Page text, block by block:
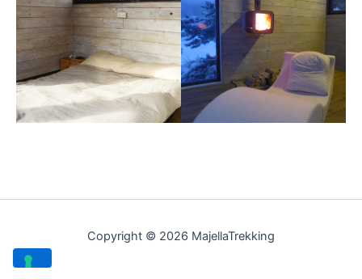
Copyright © 2026 MajellaTrekking